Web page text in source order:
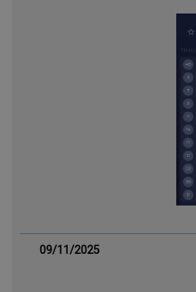
09/11/2025